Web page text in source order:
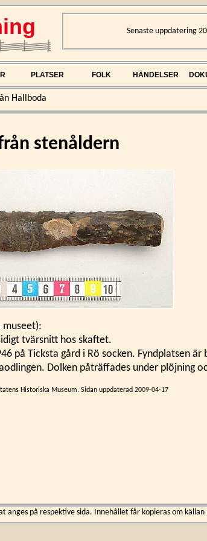
Senaste uppdatering
PLATSER FOLK HÄNDELSER
Hallboda
stenåldern
museet):
tvärsnitt hos skaftet.
på Ticksta gård i Rö socken. Fyndplatsen är
Dolken påträffades under plöjning
Historiska Museum. Sidan uppdaterad 2009-04-17
på respektive sida. Innehållet får kopieras om källan